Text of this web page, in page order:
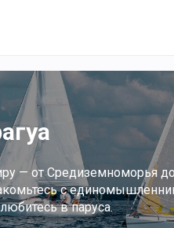
— от Средиземноморья до
с
в паруса.